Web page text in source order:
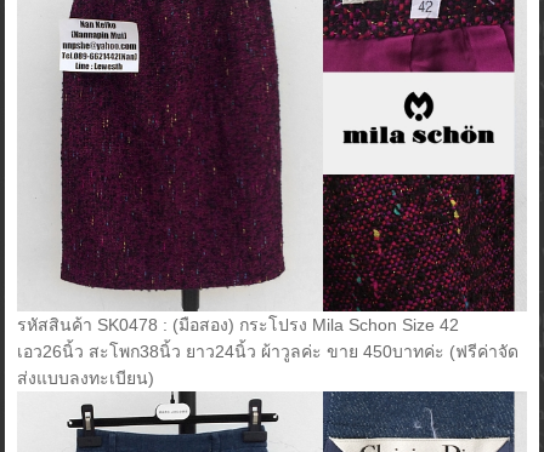
รหัสสินค้า SK0478 : (มือสอง) กระโปรง Mila Schon Size 42
เอว26นิ้ว สะโพก38นิ้ว ยาว24นิ้ว ผ้าวูลค่ะ ขาย 450บาทค่ะ (ฟรีค่าจัด
ส่งแบบลงทะเบียน)